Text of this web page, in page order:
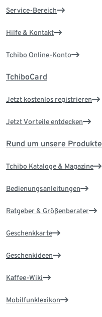
Service-Bereich
Hilfe & Kontakt
Tchibo Online-Konto
TchiboCard
Jetzt kostenlos registrieren
Jetzt Vorteile entdecken
Rund um unsere Produkte
Tchibo Kataloge & Magazine
Bedienungsanleitungen
Ratgeber & Größenberater
Geschenkkarte
Geschenkideen
Kaffee-Wiki
Mobilfunklexikon